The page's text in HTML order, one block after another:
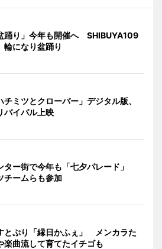
踊り」今年も開催へ SHIBUYA109
輪になり盆踊り
チミツとクローバー」デジタル版、
バイバル上映
ター街で今年も「七夕パレード」
チームらも参加
とぷり「縁日かふぇ」 メンカラた
楽曲流して育てたイチゴも